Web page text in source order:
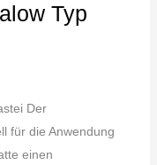
Typ
Der
für die Anwendung
einen